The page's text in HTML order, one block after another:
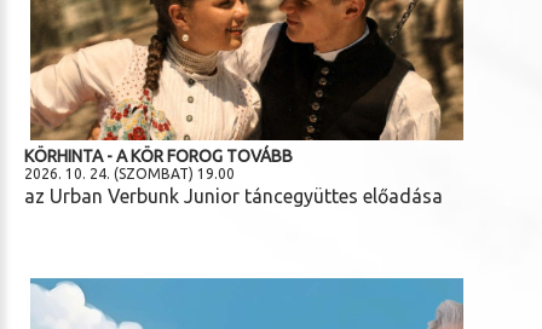
KÖRHINTA - A KÖR FOROG TOVÁBB
2026. 10. 24. (SZOMBAT) 19.00
az Urban Verbunk Junior táncegyüttes előadása